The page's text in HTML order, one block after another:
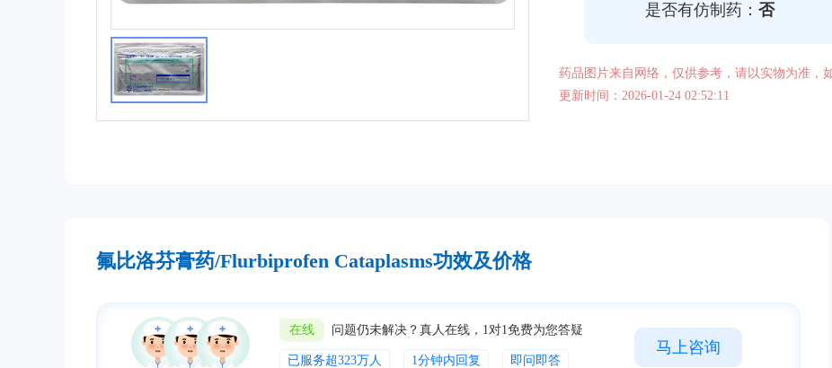
是否有仿制药： 否
药品图片来自网络，仅供参考，请以实物为准，
更新时间：2026-01-24 02:52:11
氟比洛芬膏药/Flurbiprofen Cataplasms功效及价格
在线 问题仍未解决？真人在线，1对1免费为您答疑
已服务超323万人 1分钟内回复 即问即答
马上咨询